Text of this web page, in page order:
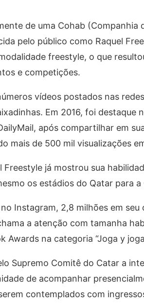
de uma Cohab (Companhia
pelo público como Raquel
freestyle, o que
e competições.
vídeos postados nas
Em 2016, foi destaque
após compartilhar em
mais de 500 mil visualizações
já mostrou sua
os estádios do Qatar para
Instagram, 2,8 milhões em
a atenção com tamanha
na categoria “Joga y
Supremo Comitê do Catar a
de acompanhar
contemplados com